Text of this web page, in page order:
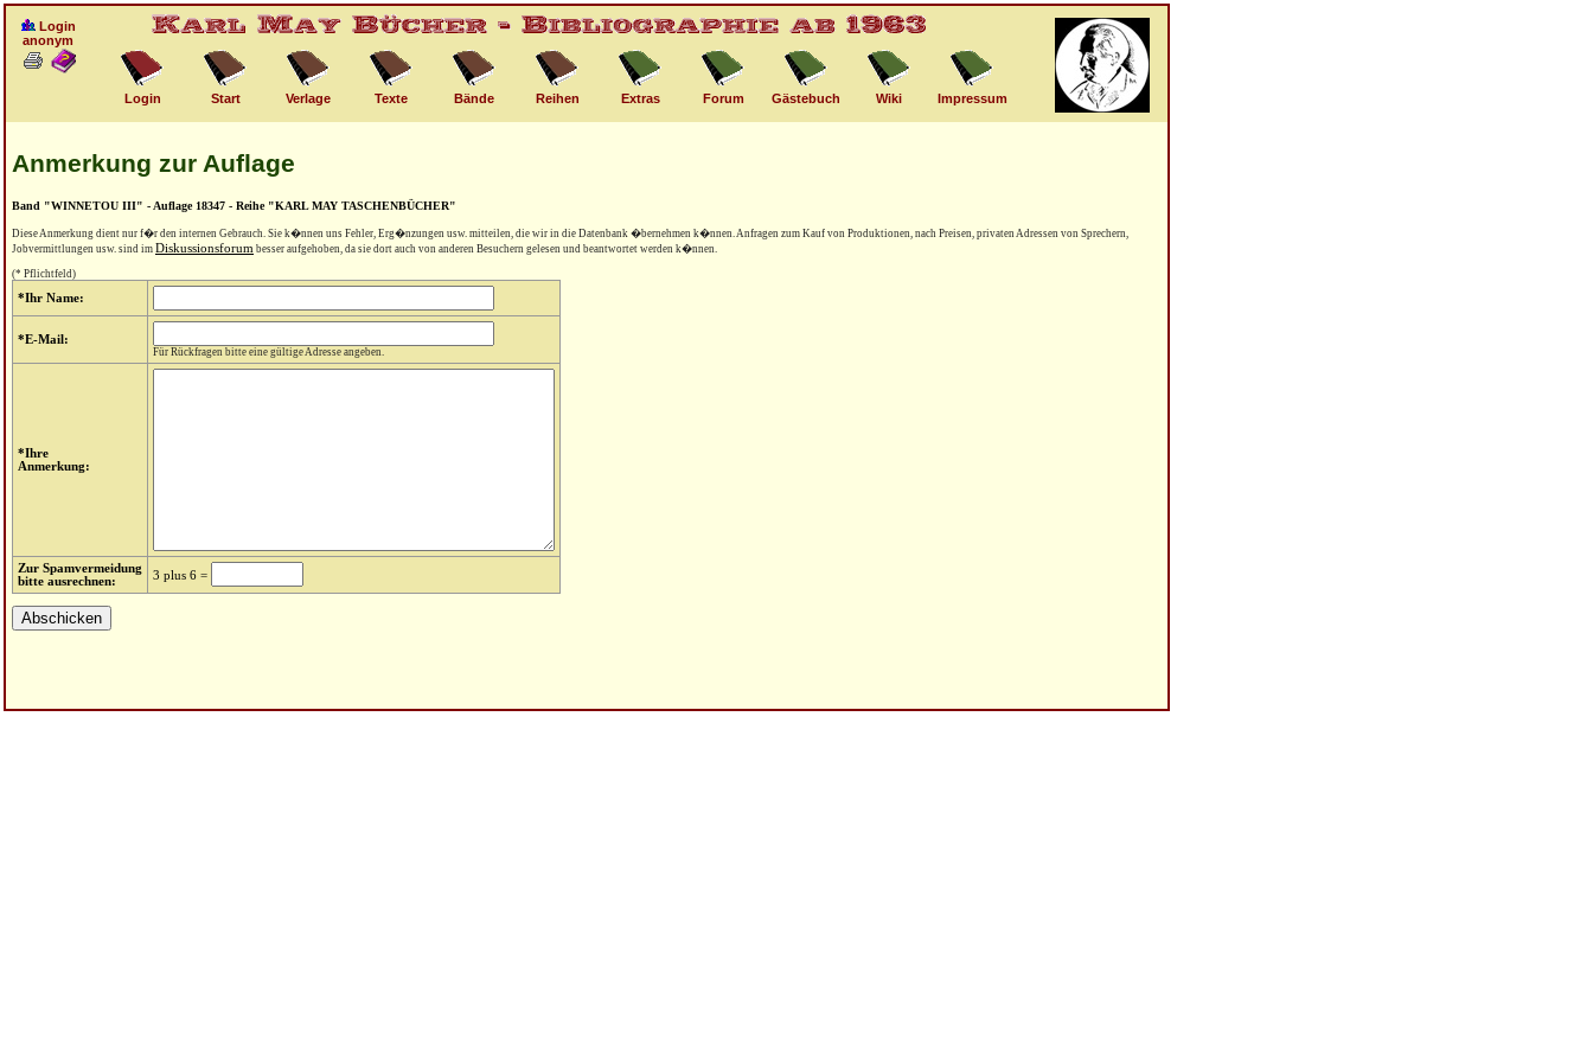
Login
anonym
Login Start Verlage Texte Bände Reihen Extras Forum Gästebuch Wiki Impressum
Anmerkung zur Auflage
Band "WINNETOU III" - Auflage 18347 - Reihe "KARL MAY TASCHENBÜCHER"
Diese Anmerkung dient nur f�r den internen Gebrauch. Sie k�nnen uns Fehler, Erg�nzungen usw. mitteilen, die wir in die Datenbank �bernehmen k�nnen. Anfragen zum Kauf von Produktionen, nach Preisen, privaten Adressen von Sprechern,
Jobvermittlungen usw. sind im Diskussionsforum besser aufgehoben, da sie dort auch von anderen Besuchern gelesen und beantwortet werden k�nnen.
(* Pflichtfeld)
*Ihr Name:
*E-Mail:
Für Rückfragen bitte eine gültige Adresse angeben.
*Ihre
Anmerkung:
Zur Spamvermeidung
bitte ausrechnen:
3 plus 6 =